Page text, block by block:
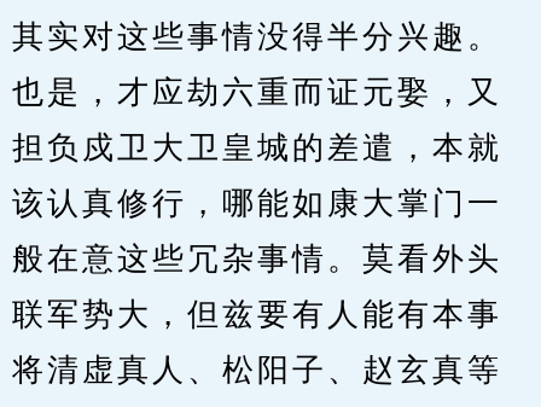
其实对这些事情没得半分兴趣。
也是，才应劫六重而证元娶，又
担负戍卫大卫皇城的差遣，本就
该认真修行，哪能如康大掌门一
般在意这些冗杂事情。莫看外头
联军势大，但兹要有人能有本事
将清虚真人、松阳子、赵玄真等